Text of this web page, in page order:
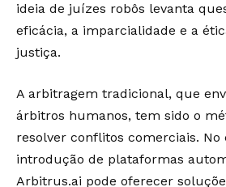
ideia de juízes robôs levanta
eficácia, a imparcialidade e a
justiça.
A arbitragem tradicional, que
árbitros humanos, tem sido o
resolver conflitos comerciais. No
introdução de plataformas
Arbitrus.ai pode oferecer